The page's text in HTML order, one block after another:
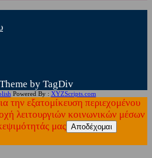
by TagDiv
Powered By : XYZScripts.com
την εξατομίκευση περιεχομένου
λειτουργιών κοινωνικών μέσων
μας Αποδέχομαι